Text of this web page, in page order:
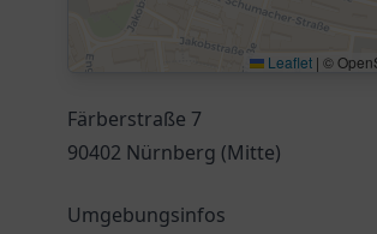
Leaflet | ©
Färberstraße 7
90402 Nürnberg (Mitte)
Umgebungsinfos